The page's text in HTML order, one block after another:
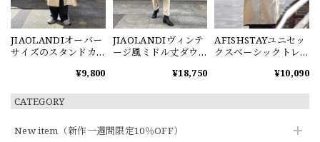
CATEGORY
New item（新作一週間限定10％OFF）
JIAOLANDIオーバー
サイズのスタンドカ
¥9,800
JIAOLANDIヴィンテ
ージ風ミドル丈ダウ
¥18,750
AFISHSTAYユニセッ
クスベーシックトレ
¥10,090